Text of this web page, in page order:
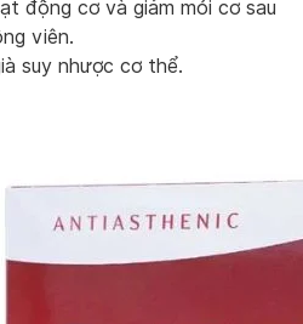
động cơ và giảm mỏi cơ sau
viên.
suy nhược cơ thể.